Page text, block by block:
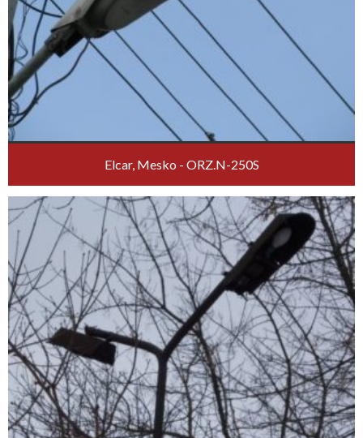
Elcar, Mesko - ORZ.N-250S